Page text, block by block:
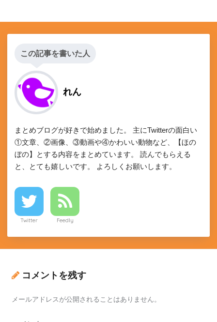
この記事を書いた人
れん
まとめブログが好きで始めました。 主にTwitterの面白い
①文章、②画像、③動画や④かわいい動物など、【ほの
ぼの】とする内容をまとめています。 読んでもらえる
と、とても嬉しいです。 よろしくお願いします。
Twitter Feedly
コメントを残す
メールアドレスが公開されることはありません。